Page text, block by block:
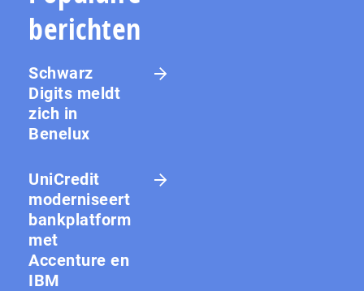
berichten
Schwarz
Digits meldt
zich in
Benelux
UniCredit
moderniseert
bankplatform
met
Accenture en
IBM